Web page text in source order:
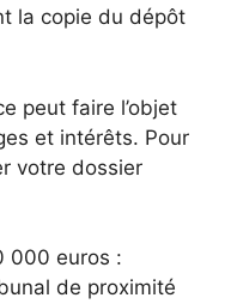
la copie du dépôt
peut faire l’objet
et intérêts. Pour
votre dossier
000 euros :
de proximité